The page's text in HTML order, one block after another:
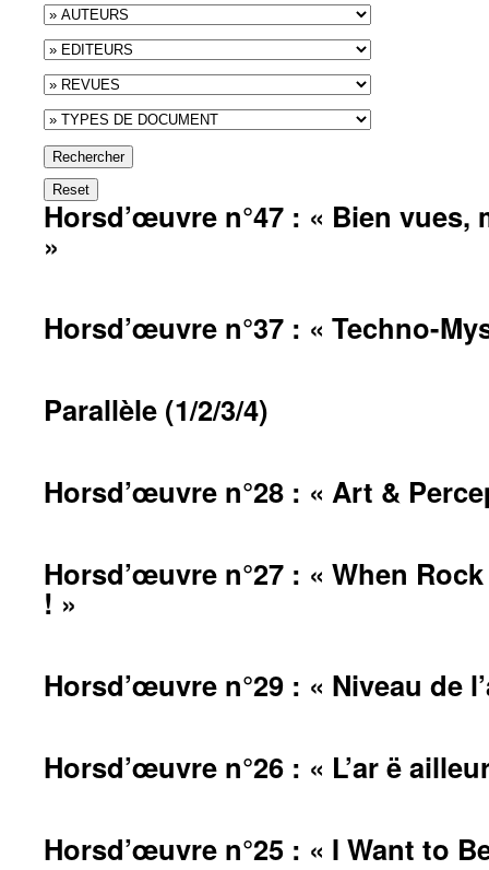
Rechercher
Reset
Horsd’œuvre n°47 : « Bien vues,
»
Horsd’œuvre n°37 : « Techno-
Parallèle (1/2/3/4)
Horsd’œuvre n°28 : « Art &
Horsd’œuvre n°27 : « When
! »
Horsd’œuvre n°29 : « Niveau de
Horsd’œuvre n°26 : « L’ar ë
Horsd’œuvre n°25 : « I Want to